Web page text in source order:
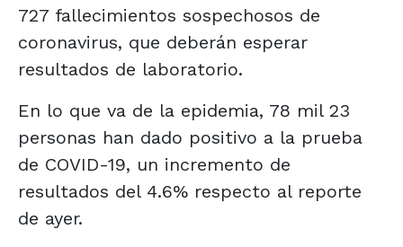
727 fallecimientos sospechosos de
coronavirus, que deberán esperar
resultados de laboratorio.
En lo que va de la epidemia, 78 mil 23
personas han dado positivo a la prueba
de COVID-19, un incremento de
resultados del 4.6% respecto al reporte
de ayer.